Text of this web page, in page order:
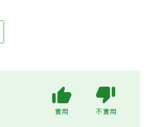
實用 不實用